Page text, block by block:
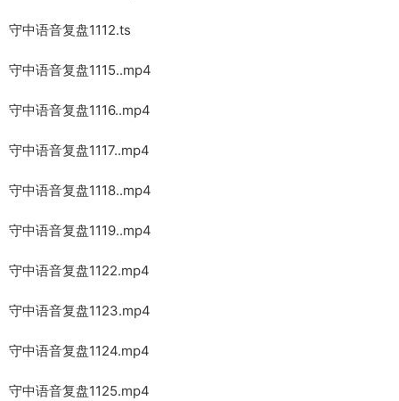
守中语音复盘1112.ts
守中语音复盘1115..mp4
守中语音复盘1116..mp4
守中语音复盘1117..mp4
守中语音复盘1118..mp4
守中语音复盘1119..mp4
守中语音复盘1122.mp4
守中语音复盘1123.mp4
守中语音复盘1124.mp4
守中语音复盘1125.mp4